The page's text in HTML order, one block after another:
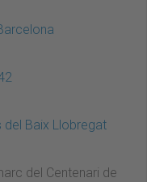
del Baix Llobregat
del Centenari de